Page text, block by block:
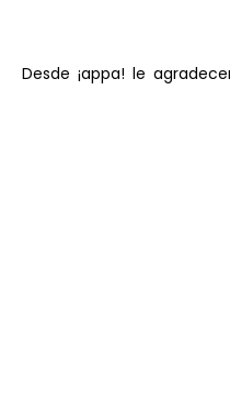
Desde ¡appa! le